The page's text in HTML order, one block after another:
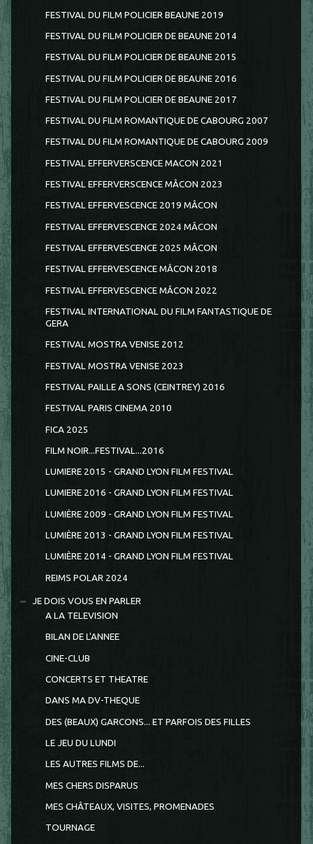
FESTIVAL DU FILM POLICIER BEAUNE 2019
FESTIVAL DU FILM POLICIER DE BEAUNE 2014
FESTIVAL DU FILM POLICIER DE BEAUNE 2015
FESTIVAL DU FILM POLICIER DE BEAUNE 2016
FESTIVAL DU FILM POLICIER DE BEAUNE 2017
FESTIVAL DU FILM ROMANTIQUE DE CABOURG 2007
FESTIVAL DU FILM ROMANTIQUE DE CABOURG 2009
FESTIVAL EFFERVERSCENCE MACON 2021
FESTIVAL EFFERVERSCENCE MÂCON 2023
FESTIVAL EFFERVESCENCE 2019 MÂCON
FESTIVAL EFFERVESCENCE 2024 MÂCON
FESTIVAL EFFERVESCENCE 2025 MÂCON
FESTIVAL EFFERVESCENCE MÂCON 2018
FESTIVAL EFFERVESCENCE MÂCON 2022
FESTIVAL INTERNATIONAL DU FILM FANTASTIQUE DE
GERA
FESTIVAL MOSTRA VENISE 2012
FESTIVAL MOSTRA VENISE 2023
FESTIVAL PAILLE A SONS (CEINTREY) 2016
FESTIVAL PARIS CINEMA 2010
FICA 2025
FILM NOIR...FESTIVAL...2016
LUMIERE 2015 - GRAND LYON FILM FESTIVAL
LUMIERE 2016 - GRAND LYON FILM FESTIVAL
LUMIÈRE 2009 - GRAND LYON FILM FESTIVAL
LUMIÈRE 2013 - GRAND LYON FILM FESTIVAL
LUMIÈRE 2014 - GRAND LYON FILM FESTIVAL
REIMS POLAR 2024
JE DOIS VOUS EN PARLER
A LA TELEVISION
BILAN DE L'ANNEE
CINE-CLUB
CONCERTS ET THEATRE
DANS MA DV-THEQUE
DES (BEAUX) GARCONS... ET PARFOIS DES FILLES
LE JEU DU LUNDI
LES AUTRES FILMS DE...
MES CHERS DISPARUS
MES CHÂTEAUX, VISITES, PROMENADES
TOURNAGE